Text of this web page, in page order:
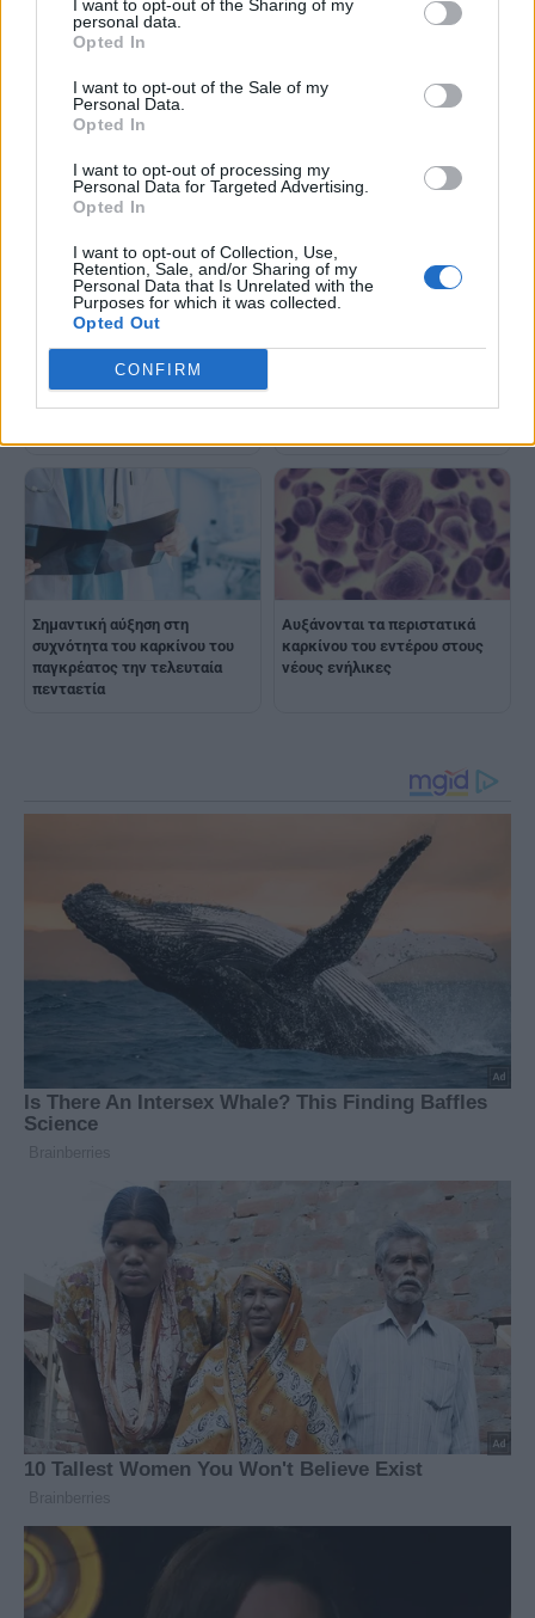
I want to opt-out of the Sharing of my
personal data.
Opted In
I want to opt-out of the Sale of my
Personal Data.
Opted In
I want to opt-out of processing my
Personal Data for Targeted Advertising.
Opted In
I want to opt-out of Collection, Use,
Retention, Sale, and/or Sharing of my
Personal Data that Is Unrelated with the
Purposes for which it was collected.
Opted Out
CONFIRM
Η κατανάλωση αλκοόλ
συνδέεται με αυξημένο
παθήσεις
Η Ευρώπη αντιμέτωπη με
Ο καρκίνος του μαστού σε
άνοδο παγκοσμίως-Ανάγκη για
μειώσουν τον κίνδυνο
Σημαντική αύξηση στη
συχνότητα του καρκίνου του
παγκρέατος την τελευταία
πενταετία
Αυξάνονται τα περιστατικά
καρκίνου του εντέρου στους
νέους ενήλικες